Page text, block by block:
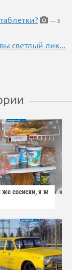
— 5
светлый лик...
сосиски, я ж